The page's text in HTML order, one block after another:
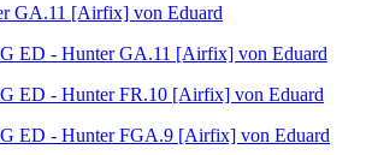
GA.11 [Airfix] von Eduard
ED - Hunter GA.11 [Airfix] von Eduard
ED - Hunter FR.10 [Airfix] von Eduard
ED - Hunter FGA.9 [Airfix] von Eduard